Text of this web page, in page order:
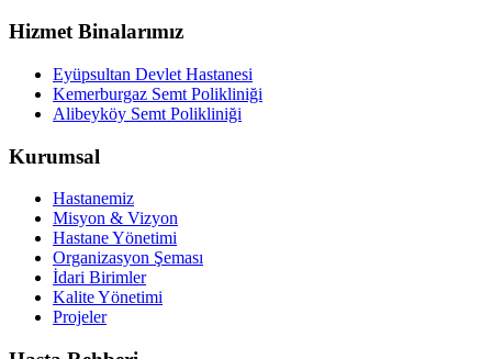
Hizmet Binalarımız
Eyüpsultan Devlet Hastanesi
Kemerburgaz Semt Polikliniği
Alibeyköy Semt Polikliniği
Kurumsal
Hastanemiz
Misyon & Vizyon
Hastane Yönetimi
Organizasyon Şeması
İdari Birimler
Kalite Yönetimi
Projeler